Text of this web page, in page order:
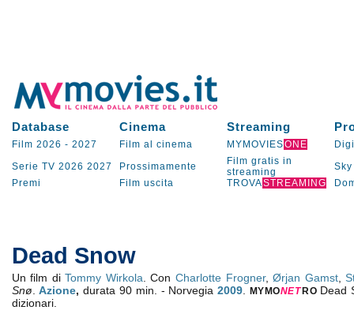
Database Cinema Streaming
Film 2026 - 2027 Film al cinema MYMOVIESONE
Serie TV 2026 2027 Prossimamente
Film gratis in
streaming
Sky
Premi
Film uscita TROVASTREAMING
Dead Snow
Un film diTommy Wirkola . ConCharlotte Frogner,Ørjan Gamst,
Snø .Azione,durata 90 min. - Norvegia2009 MYMONET RO Dead
dizionari.